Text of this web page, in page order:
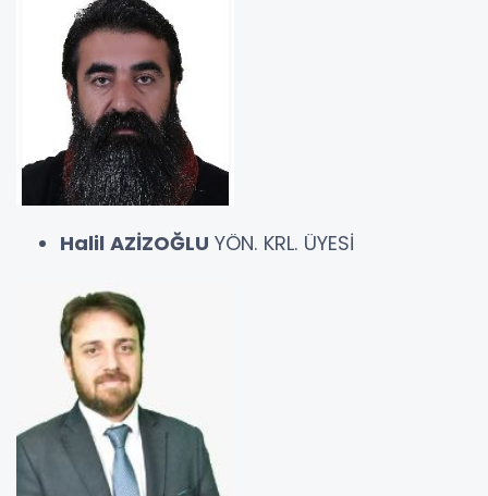
Halil AZİZOĞLU YÖN. KRL. ÜYESİ